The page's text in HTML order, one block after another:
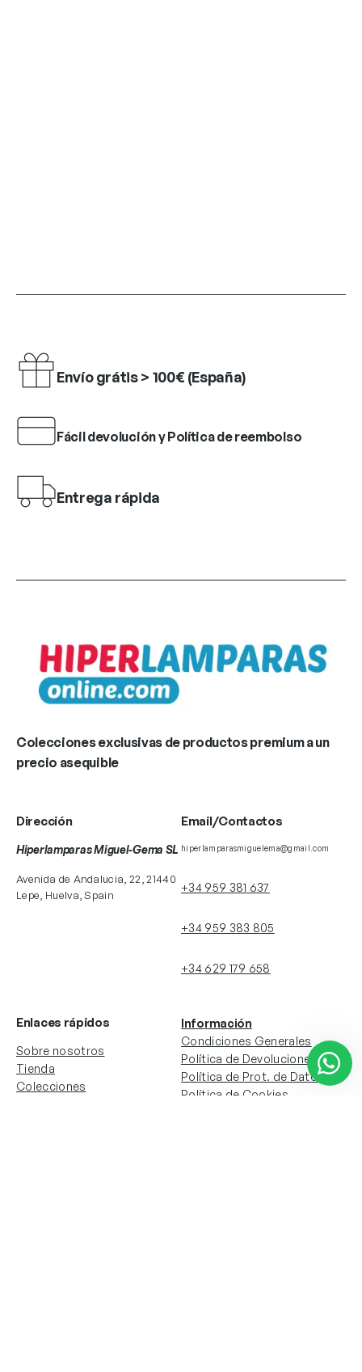
Envío grátis > 100€ (España)
Fácil devolución y Política de reembolso
Entrega rápida
Colecciones exclusivas de productos premium a un
precio asequible
Dirección
Hiperlamparas Miguel-Gema SL
Avenida de Andalucia, 22, 21440
Lepe, Huelva, Spain
Email/Contactos
hiperlamparasmiguelema@gmail.com
+34 959 381 637
+34 959 383 805
+34 629 179 658
Enlaces rápidos
Sobre nosotros
Tienda
Colecciones
Información
Condiciones Generales
Política de Devoluciones
Política de Prot. de Datos
Política de Cookies